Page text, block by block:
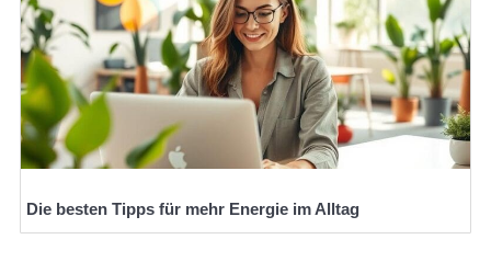
Die besten Tipps für mehr Energie im Alltag